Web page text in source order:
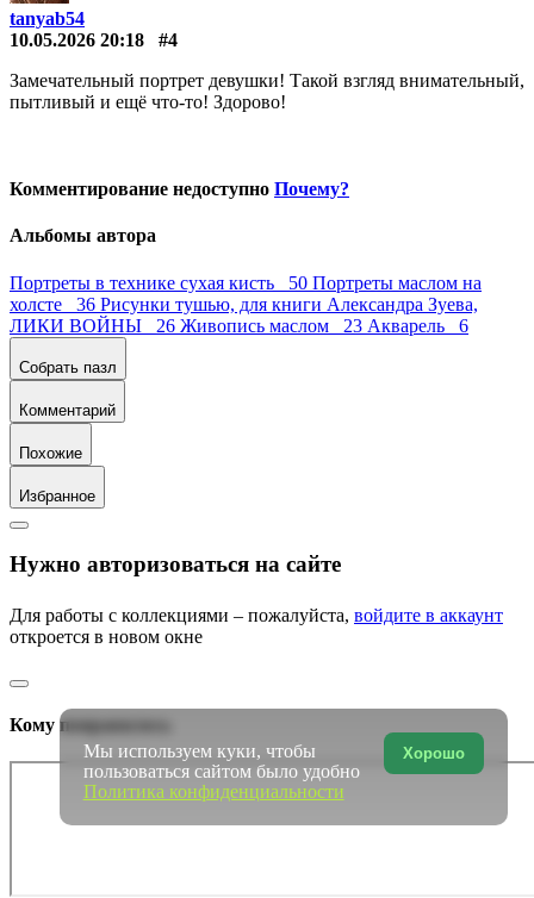
tanyab54
10.05.2026 20:18
#4
Замечательный портрет девушки! Такой взгляд внимательный,
пытливый и ещё что-то! Здорово!
Комментирование недоступно Почему?
Альбомы автора
Портреты в технике сухая кисть 50 Портреты маслом на
холсте 36 Рисунки тушью, для книги Александра Зуева,
ЛИКИ ВОЙНЫ 26 Живопись маслом 23 Акварель 6
Собрать пазл
Комментарий
Похожие
Избранное
Нужно авторизоваться на сайте
Для работы с коллекциями – пожалуйста, войдите в аккаунт
откроется в новом окне
Кому понравилось
Хорошо
Мы используем куки, чтобы
пользоваться сайтом было удобно
Политика конфиденциальности